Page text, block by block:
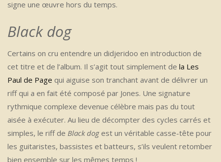
signe une œuvre hors du temps.
Black dog
Certains on cru entendre un didjeridoo en introduction de
cet titre et de l’album. Il s’agit tout simplement de la Les
Paul de Page qui aiguise son tranchant avant de délivrer un
riff qui a en fait été composé par Jones. Une signature
rythmique complexe devenue célèbre mais pas du tout
aisée à exécuter. Au lieu de décompter des cycles carrés et
simples, le riff de Black dog est un véritable casse-tête pour
les guitaristes, bassistes et batteurs, s’ils veulent retomber
bien ensemble sur les mêmes temps !